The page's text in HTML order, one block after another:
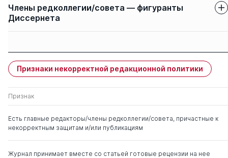
Члены редколлегии/совета — фигуранты
Диссернета
Ковалев Анатолий
Павлович
д. э.н. 0 5
Признаки некорректной редакционной политики
Признак
Есть главные редакторы/члены редколлегии/совета, причастные к
некорректным защитам и/или публикациям
Журнал принимает вместе со статьей готовые рецензии на нее